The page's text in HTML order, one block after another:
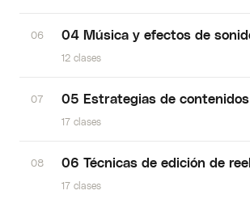
06 04 Música y efectos de
12 clases
07 05 Estrategias de contenidos
17 clases
08 06 Técnicas de edición de
17 clases